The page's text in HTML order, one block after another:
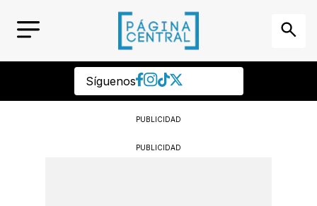
Síguenos
PUBLICIDAD
PUBLICIDAD